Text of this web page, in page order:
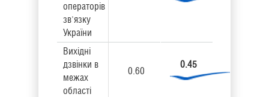
операторів
зв'язку
України
Вихідні
дзвінки в
межах
області
0.60
0.45